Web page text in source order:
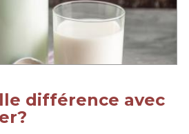
différence avec